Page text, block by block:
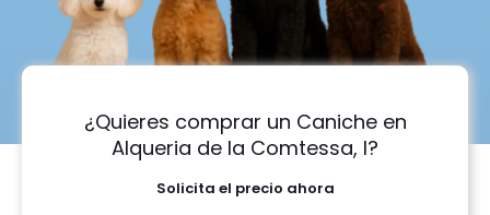
¿Quieres comprar un Caniche en
Alqueria de la Comtessa, l?
Solicita el precio ahora